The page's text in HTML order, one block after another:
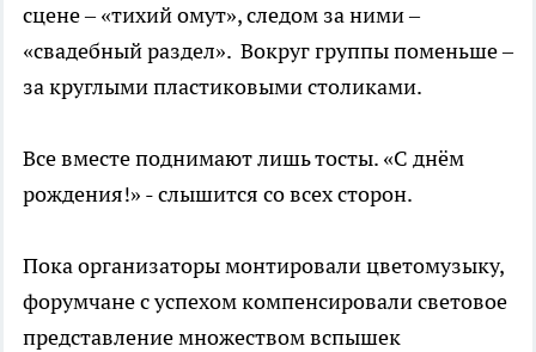
сцене – «тихий омут», следом за ними –
«свадебный раздел». Вокруг группы поменьше –
за круглыми пластиковыми столиками.
Все вместе поднимают лишь тосты. «С днём
рождения!» - слышится со всех сторон.
Пока организаторы монтировали цветомузыку,
форумчане с успехом компенсировали световое
представление множеством вспышек